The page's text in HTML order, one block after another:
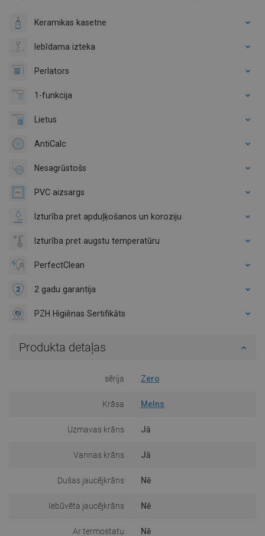
Keramikas kasetne
Iebīdama izteka
Perlators
1-funkcija
Lietus
AntiCalc
Nesagrūstošs
PVC aizsargs
Izturība pret apduļķošanos un koroziju
Izturība pret augstu temperatūru
PerfectClean
2 gadu garantija
PZH Higiēnas Sertifikāts
Produkta detaļas
sērija Zero
Krāsa Melns
Uzmavas krāns Jā
Vannas krāns Jā
Dušas jaucējkrāns Nē
Iebūvēta jaucējkrāns Nē
Ar termostatu Nē